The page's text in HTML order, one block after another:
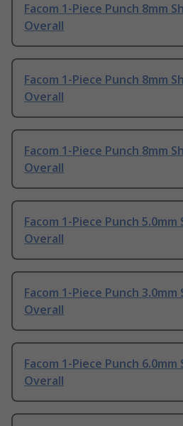
Facom 1-Piece Punch 8mm
Overall
Facom 1-Piece Punch 8mm
Overall
Facom 1-Piece Punch 8mm
Overall
Facom 1-Piece Punch 5.0mm
Overall
Facom 1-Piece Punch 3.0mm
Overall
Facom 1-Piece Punch 6.0mm
Overall